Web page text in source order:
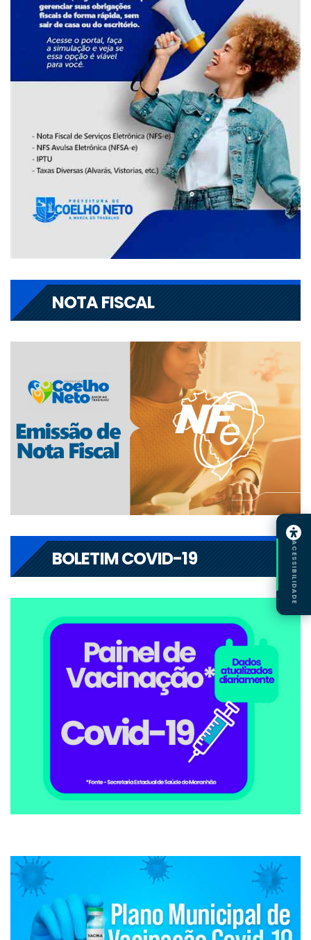
NOTA FISCAL
BOLETIM COVID-19 ACESSIBILIDADE